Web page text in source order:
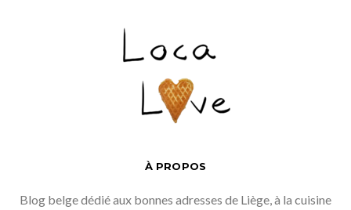
À PROPOS
Blog belge dédié aux bonnes adresses de Liège, à la cuisine